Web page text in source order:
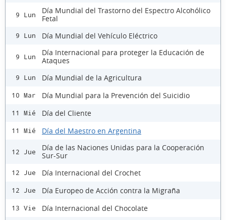
9 Lun
Día Mundial del Trastorno del Espectro Alcohólico
Fetal
9 Lun Día Mundial del Vehículo Eléctrico
9 Lun
Día Internacional para proteger la Educación de
Ataques
9 Lun Día Mundial de la Agricultura
10 Mar Día Mundial para la Prevención del Suicidio
11 Mié Día del Cliente
11 Mié Día del Maestro en Argentina
12 Jue
Día de las Naciones Unidas para la Cooperación
Sur-Sur
12 Jue Día Internacional del Crochet
12 Jue Día Europeo de Acción contra la Migraña
13 Vie Día Internacional del Chocolate